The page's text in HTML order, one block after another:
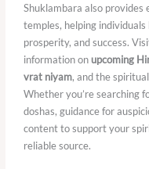
Shuklambara also provides
temples, helping
prosperity, and success.
information onupcoming
vrat niyam, and the
Whether you’re searching
doshas, guidance for
content to support your
reliable source.